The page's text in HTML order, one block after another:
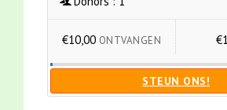
€10,00 ONTVANGEN
STEUN ONS!